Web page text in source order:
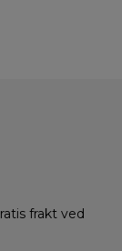
frakt ved